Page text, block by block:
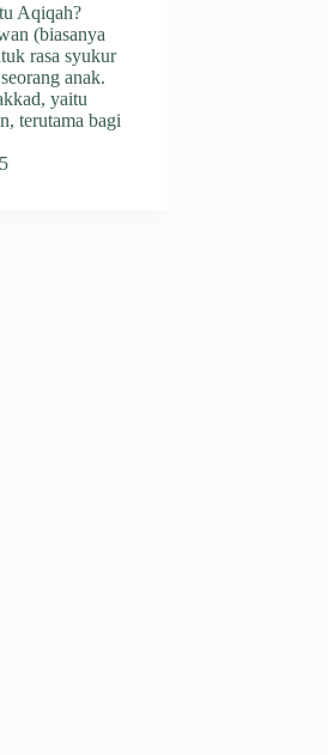
Aqiqah?
(biasanya
rasa syukur
anak.
yaitu
terutama bagi